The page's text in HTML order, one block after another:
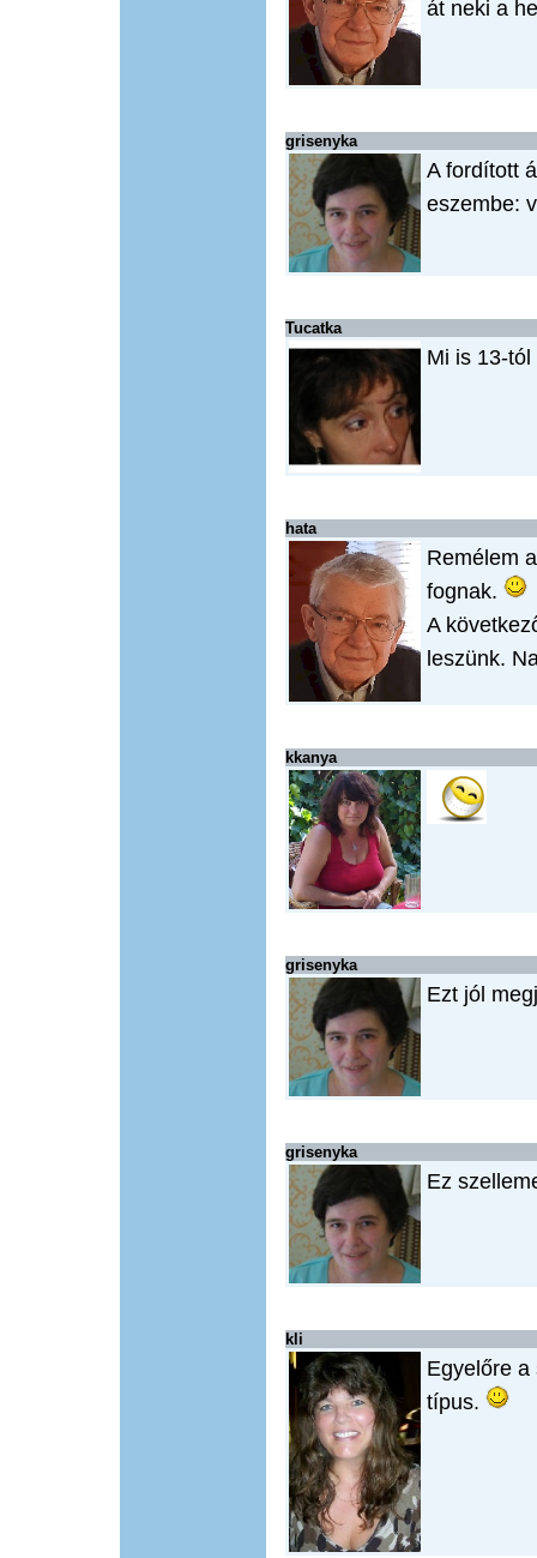
át neki a
grisenyka
A fordított
eszembe:
Tucatka
Mi is 13-
hata
Remélem
fognak.
A
leszünk.
kkanya
grisenyka
Ezt jól
grisenyka
Ez
kli
Egyelőre a
típus.